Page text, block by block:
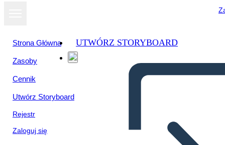
Strona Główna
Zasoby
Cennik
Utwórz Storyboard
Rejestr
Zaloguj się
UTWÓRZ STORYBOARD